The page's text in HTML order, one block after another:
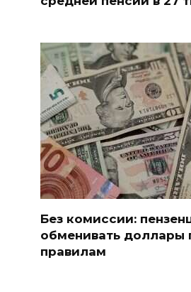
Без комиссии:
обменивать доллары
правилам